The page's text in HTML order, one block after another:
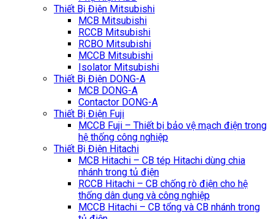
Thiết Bị Điện Mitsubishi
MCB Mitsubishi
RCCB Mitsubishi
RCBO Mitsubishi
MCCB Mitsubishi
Isolator Mitsubishi
Thiết Bị Điện DONG-A
MCB DONG-A
Contactor DONG-A
Thiết Bị Điện Fuji
MCCB Fuji – Thiết bị bảo vệ mạch điện trong
hệ thống công nghiệp
Thiết Bị Điện Hitachi
MCB Hitachi – CB tép Hitachi dùng chia
nhánh trong tủ điện
RCCB Hitachi – CB chống rò điện cho hệ
thống dân dụng và công nghiệp
MCCB Hitachi – CB tổng và CB nhánh trong